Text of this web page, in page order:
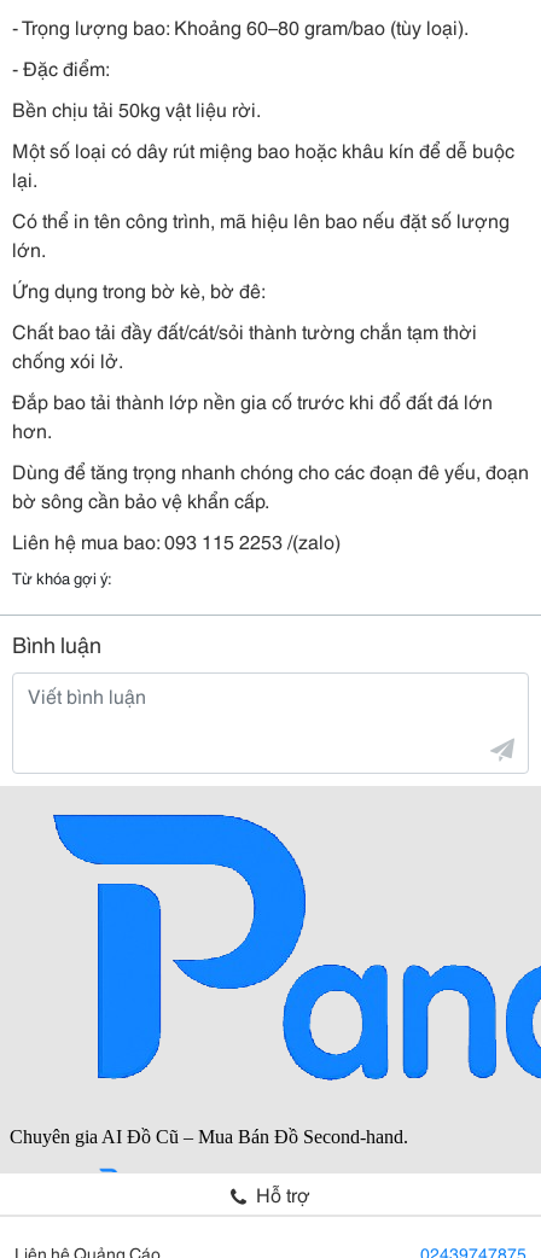
- Trọng lượng bao: Khoảng 60–80 gram/bao (tùy loại).
- Đặc điểm:
Bền chịu tải 50kg vật liệu rời.
Một số loại có dây rút miệng bao hoặc khâu kín để dễ buộc
lại.
Có thể in tên công trình, mã hiệu lên bao nếu đặt số lượng
lớn.
Ứng dụng trong bờ kè, bờ đê:
Chất bao tải đầy đất/cát/sỏi thành tường chắn tạm thời
chống xói lở.
Đắp bao tải thành lớp nền gia cố trước khi đổ đất đá lớn
hơn.
Dùng để tăng trọng nhanh chóng cho các đoạn đê yếu, đoạn
bờ sông cần bảo vệ khẩn cấp.
Liên hệ mua bao: 093 115 2253 /(zalo)
Từ khóa gợi ý:
Bình luận
Hỗ trợ
Liên hệ Quảng Cáo 02439747875